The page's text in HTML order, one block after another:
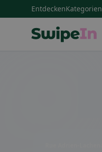
EntdeckenKategorien